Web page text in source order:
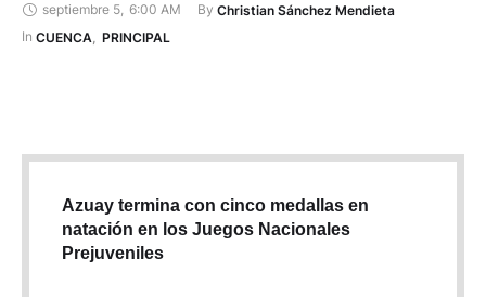
para pagar el pasaje de forma electrónica. Por ejemplo, María
Quinde, quien utiliza a diario el sistema tranviario, tardó casi
septiembre 5, 6:00 AM By Christian Sánchez Mendieta
In CUENCA PRINCIPAL
Azuay termina con cinco medallas en
natación en los Juegos Nacionales
Prejuveniles